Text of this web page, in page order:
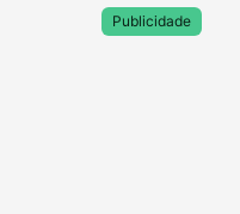
Publicidade